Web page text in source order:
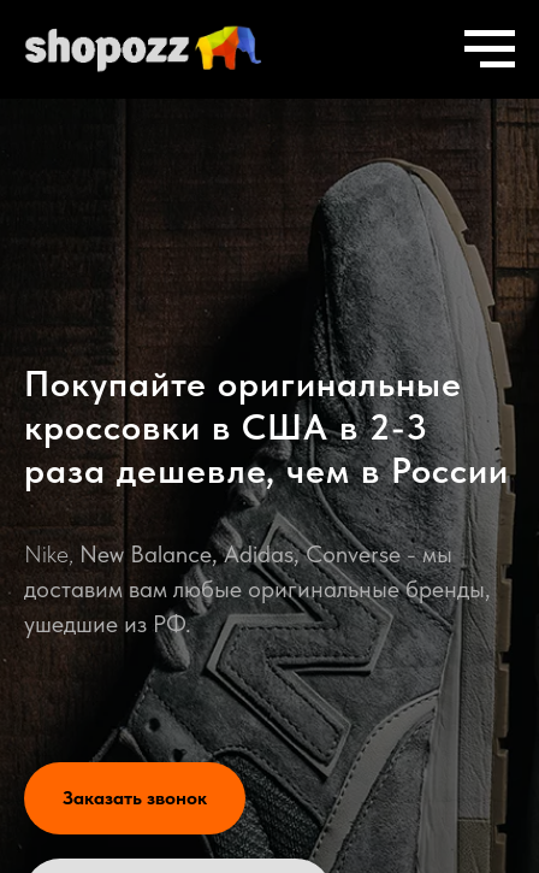
Покупайте оригинальные
кроссовки в США в 2-3
раза дешевле, чем в России
Nike, New Balance, Adidas, Converse - мы
доставим вам любые оригинальные бренды,
ушедшие из РФ.
Заказать звонок